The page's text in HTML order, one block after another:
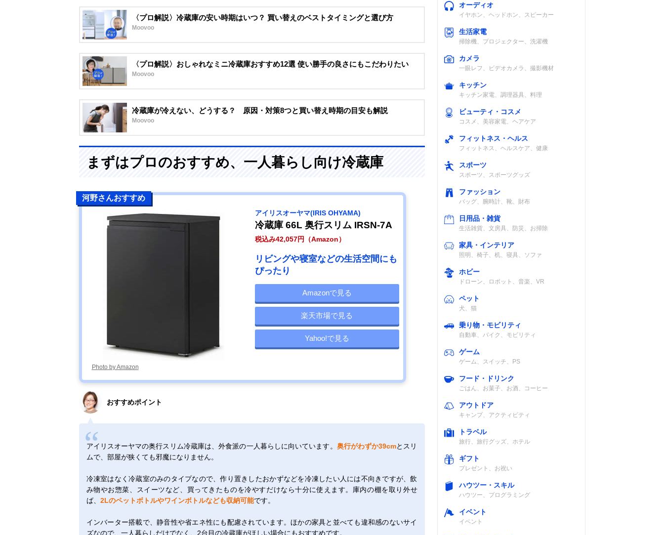
〈プロ解説〉冷蔵庫の安い時期はいつ？ 買い替えのベストタイミングと選び方
Moovoo
〈プロ解説〉おしゃれなミニ冷蔵庫おすすめ12選 使い勝手の良さにもこだわりたい
Moovoo
冷蔵庫が冷えない、どうする？ 原因・対策8つと買い替え時期の目安も解説
Moovoo
まずはプロのおすすめ、一人暮らし向け冷蔵庫
河野さんおすすめ
Photo by Amazon
アイリスオーヤマ(IRIS OHYAMA)
冷蔵庫 66L 奥行スリム IRSN-7A
税込み42,057円（Amazon）
リビングや寝室などの生活空間にも
ぴったり
Amazonで見る
楽天市場で見る
Yahoo!で見る
おすすめポイント
アイリスオーヤマの奥行スリム冷蔵庫は、外食派の一人暮らしに向いています。 奥行がわずか39cmとスリ
ムで、部屋が狭くても邪魔になりません。
冷凍室はなく冷蔵室のみのタイプなので、作り置きしたおかずなどを冷凍したい人には不向きですが、飲
み物やお惣菜、スイーツなど、買ってきたものを冷やすだけなら十分に使えます。庫内の棚を取り外せ
ば、 2Lのペットボトルやワインボトルなども収納可能です。
インバーター搭載で、静音性や省エネ性にも配慮されています。ほかの家具と並べても違和感のないサイ
ズなので、一人暮らしだけでなく、2台目の冷蔵庫がほしい場合にもおすすめです。
オーディオ
イヤホン、ヘッドホン、スピーカー
生活家電
掃除機、プロジェクター、洗濯機
カメラ
一眼レフ、ビデオカメラ、撮影機材
キッチン
キッチン家電、調理器具、料理
ビューティ・コスメ
コスメ、美容家電、ヘアケア
フィットネス・ヘルス
フィットネス、ヘルスケア、健康
スポーツ
スポーツ、スポーツグッズ
ファッション
バッグ、腕時計、靴、財布
日用品・雑貨
生活雑貨、文房具、防災、お掃除
家具・インテリア
照明、椅子、机、寝具、ソファ
ホビー
ドローン、ロボット、音楽、VR
ペット
犬、猫
乗り物・モビリティ
自動車、バイク、モビリティ
ゲーム
ゲーム、スイッチ、PS
フード・ドリンク
ごはん、お菓子、お酒、コーヒー
アウトドア
キャンプ、アクティビティ
トラベル
旅行、旅行グッズ、ホテル
ギフト
プレゼント、お祝い
ハウツー・スキル
ハウツー、プログラミング
イベント
イベント